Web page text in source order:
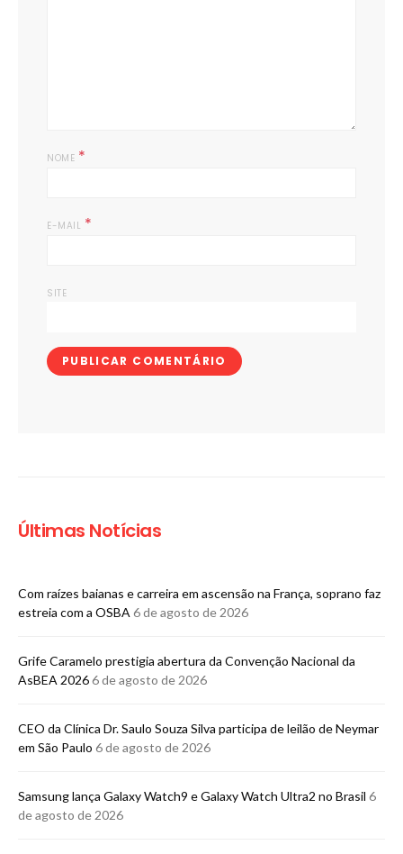
NOME *
E-MAIL *
SITE
Últimas Notícias
Com raízes baianas e carreira em ascensão na França, soprano faz
estreia com a OSBA 6 de agosto de 2026
Grife Caramelo prestigia abertura da Convenção Nacional da
AsBEA 20266 de agosto de 2026
CEO da Clínica Dr. Saulo Souza Silva participa de leilão de Neymar
em São Paulo 6 de agosto de 2026
Samsung lança Galaxy Watch9 e Galaxy Watch Ultra2 no Brasil 6
de agosto de 2026